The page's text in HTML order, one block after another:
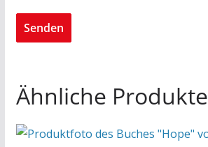
Ähnliche Produkte